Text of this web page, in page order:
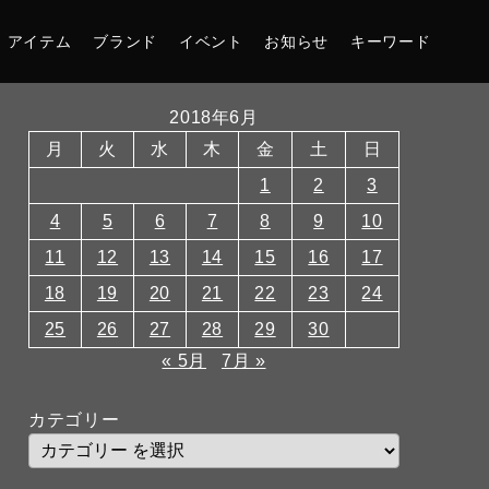
アイテム ブランド イベント お知らせ キーワード
2018年6月
月
火 水 木 金 土
日
1
2
3
4
5 6 7 8 9
10
11
12 13 14 15 16
17
18
19 20 21 22 23
24
25
26 27 28 29
30
« 5月
7月 »
カテゴリー